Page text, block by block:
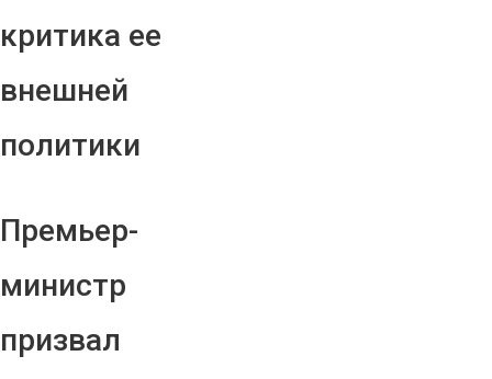
критика ее
внешней
политики
Премьер-
министр
призвал